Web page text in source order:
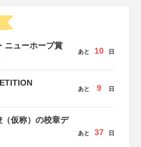
ニューホープ賞
あと 10 日
あと 9 日
仮称）の校章デ
あと 37 日